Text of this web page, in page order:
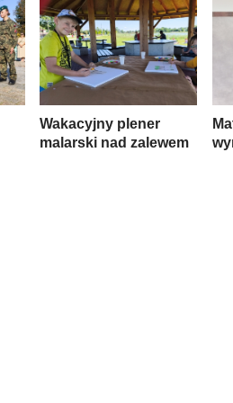
Wakacyjny plener
malarski nad zalewem